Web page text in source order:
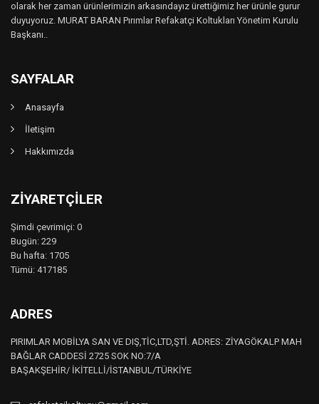
olarak her zaman ürünlerimizin arkasındayız ürettiğimiz her ürünle gurur
duyuyoruz. MURAT BARAN Pırımlar Refakatçi Koltukları Yönetim Kurulu
Başkanı..
SAYFALAR
Anasayfa
İletişim
Hakkımızda
ZIYARETÇILER
Şimdi çevrimiçi: 0
Bugün: 229
Bu hafta: 1705
Tümü: 417185
ADRES
PIRIMLAR MOBİLYA SAN VE DIŞ,TİC,LTD,ŞTİ. ADRES: ZİYAGÖKALP MAH
BAĞLAR CADDESİ 2725 SOK NO:7/A
BAŞAKŞEHİR/ İKİTELLİ/İSTANBUL/TÜRKİYE